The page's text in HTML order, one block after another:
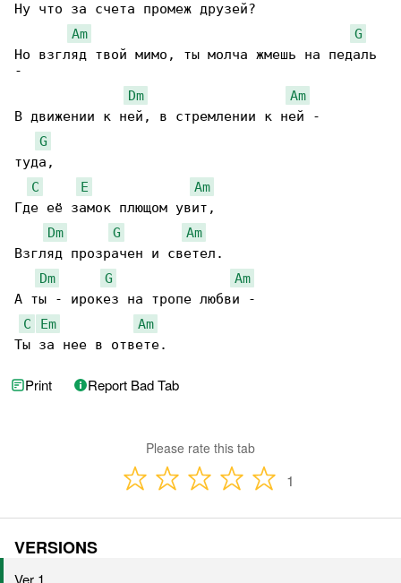
Ну что за счета промеж друзей?
Am
G
Но взгляд твой мимо, ты молча жмешь на педаль
-
Dm
Am
В движении к ней, в стремлении к ней -
G
туда,
C
E
Am
Где её замок плющом увит,
Dm
G
Am
Взгляд прозрачен и светел.
Dm
G
Am
А ты - ирокез на тропе любви -
C
Em
Am
Ты за нее в ответе.
Print Report Bad Tab
Please rate this tab
1
VERSIONS
Ver 1